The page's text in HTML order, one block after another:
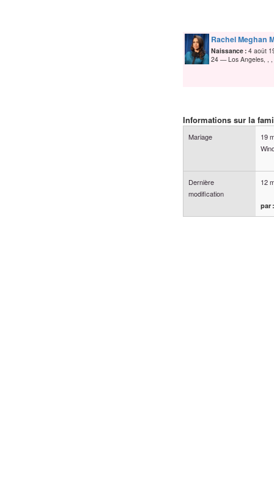
Rachel Meghan
Naissance : 4 août
24
Los Angeles, ,
Informations sur la
Mariage
19
Dernière
modification
12
par